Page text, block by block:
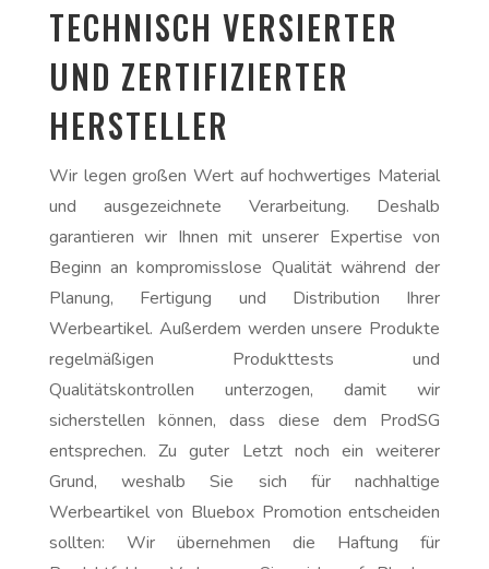
TECHNISCH VERSIERTER
UND ZERTIFIZIERTER
HERSTELLER
Wir legen großen Wert auf hochwertiges Material
und ausgezeichnete Verarbeitung. Deshalb
garantieren wir Ihnen mit unserer Expertise von
Beginn an kompromisslose Qualität während der
Planung, Fertigung und Distribution Ihrer
Werbeartikel. Außerdem werden unsere Produkte
regelmäßigen Produkttests und
Qualitätskontrollen unterzogen, damit wir
sicherstellen können, dass diese dem ProdSG
entsprechen. Zu guter Letzt noch ein weiterer
Grund, weshalb Sie sich für nachhaltige
Werbeartikel von Bluebox Promotion entscheiden
sollten: Wir übernehmen die Haftung für